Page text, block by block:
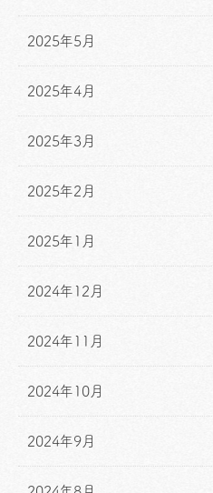
2025年5月
2025年4月
2025年3月
2025年2月
2025年1月
2024年12月
2024年11月
2024年10月
2024年9月